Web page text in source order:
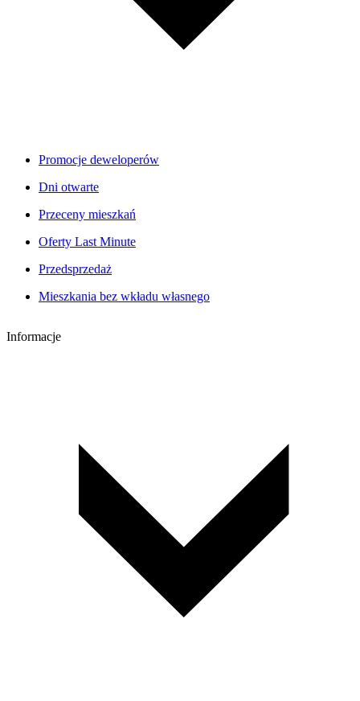
Promocje deweloperów
Dni otwarte
Przeceny mieszkań
Oferty Last Minute
Przedsprzedaż
Mieszkania bez wkładu własnego
Informacje